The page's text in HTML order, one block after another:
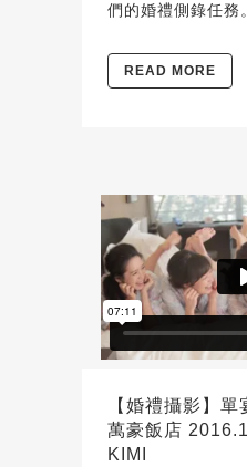
們的婚禮側錄任務。
READ MORE
【婚禮攝影】
萬豪飯店
KIMI